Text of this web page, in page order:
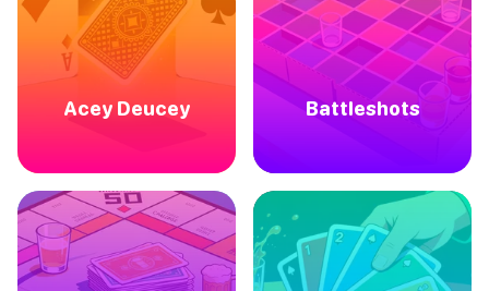
Acey Deucey Battleshots